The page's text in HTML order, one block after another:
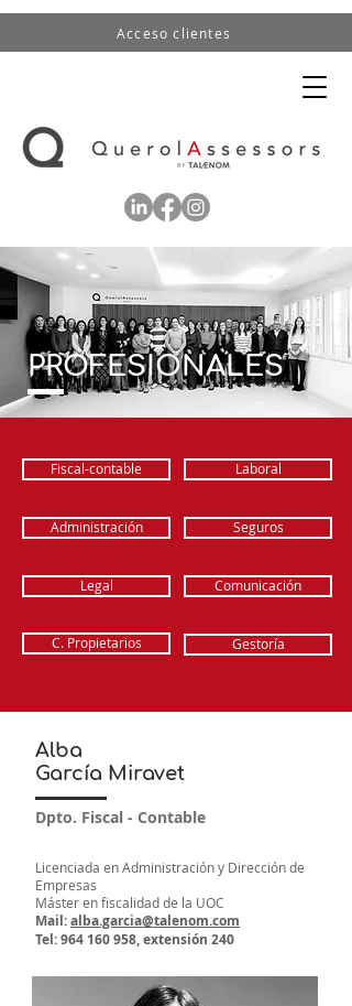
Acceso clientes
PROFESIONALES
Fiscal-contable Laboral
Administración Seguros
Legal Comunicación
C. Propietarios Gestoría
Alba
García Miravet
Dpto. Fiscal - Contable
Licenciada en Administración y Dirección de
Empresas
Máster en fiscalidad de la UOC
Mail:alba.garcia@talenom.com
Tel:964 160 958, extensión 240